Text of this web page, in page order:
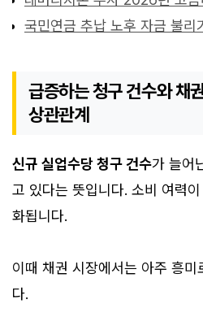
국민연금 추납 노후 자금 불리기
급증하는 청구 건수와 채
상관관계
신규 실업수당 청구 건수가 늘어
고 있다는 뜻입니다. 소비 여력
화됩니다.
이때 채권 시장에서는 아주 흥미
다.